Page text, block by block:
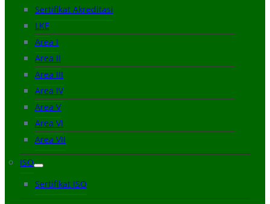
Sertifikat Akreditasi
LKE
Area I
Area II
Area III
Area IV
Area V
Area VI
Area VII
ISO
Sertifikat ISO